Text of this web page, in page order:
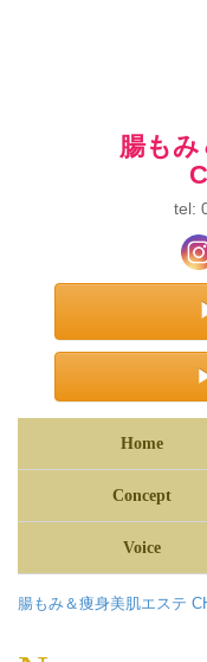
腸もみ
tel:
Home
Concept
Voice
腸もみ＆痩身美肌エステ